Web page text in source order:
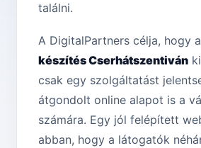
találni.
A DigitalPartners célja, hogy a
készítés Cserhátszentiván
csak egy szolgáltatást
átgondolt online alapot is a
számára. Egy jól felépített
abban, hogy a látogatók